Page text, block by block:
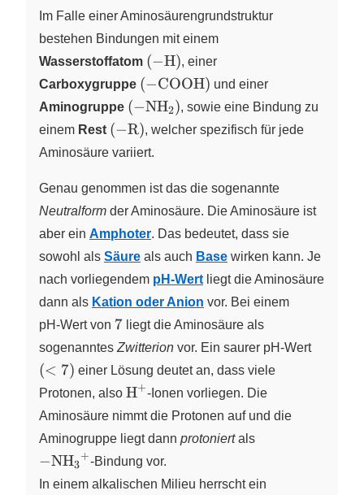
Im Falle einer Aminosäurengrundstruktur
bestehen Bindungen mit einem
Wasserstoffatom \left( \ce{-H} \right)
(−H), einer
Carboxygruppe \left( \ce{-COOH} \right)
(−COOH) und einer
Aminogruppe \left( \ce{-NH2} \right)
(−NHX
2), sowie eine Bindung zu
einem Rest \left(
\ce{-
\right)
(−R), welcher spezifisch für jede
Aminosäure variiert.
Genau genommen ist das die sogenannte
Neutralform der Aminosäure. Die Aminosäure ist
aber ein Amphoter. Das bedeutet, dass sie
sowohl als Säure als auch Base wirken kann. Je
nach vorliegendem pH-Wert liegt die Aminosäure
dann als Kation oder Anion vor. Bei einem
pH-Wertvon 7
7 liegt die Aminosäure als
sogenanntes Zwitterion vor. Ein saurer pH-Wert\left(
(< 7) einer Lösung deutet an, dass viele
Protonen, also \ce{H^+}
H X
+-Ionen vorliegen. Die
Aminosäure nimmt die Protonen auf und die
Aminogruppe liegt dann protoniertals
\ce{-NH3^+}
−NHX
3 X
+-Bindung vor.
In einem alkalischen Milieu herrscht ein